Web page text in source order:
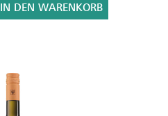
IN DEN WARENKORB